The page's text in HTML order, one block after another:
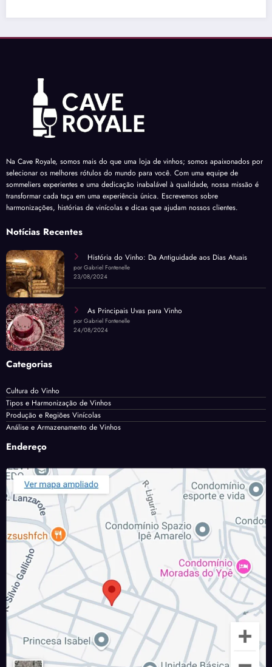
Na Cave Royale, somos mais do que uma loja de vinhos; somos apaixonados por
selecionar os melhores rótulos do mundo para você. Com uma equipe de
sommeliers experientes e uma dedicação inabalável à qualidade, nossa missão é
transformar cada taça em uma experiência única. Escrevemos sobre
harmonizações, histórias de vinícolas e dicas que ajudam nossos clientes.
Notícias Recentes
História do Vinho: Da Antiguidade aos Dias Atuais
por Gabriel Fontenelle
23/08/2024
As Principais Uvas para Vinho
por Gabriel Fontenelle
24/08/2024
Categorias
Cultura do Vinho
Tipos e Harmonização de Vinhos
Produção e Regiões Vinícolas
Análise e Armazenamento de Vinhos
Endereço